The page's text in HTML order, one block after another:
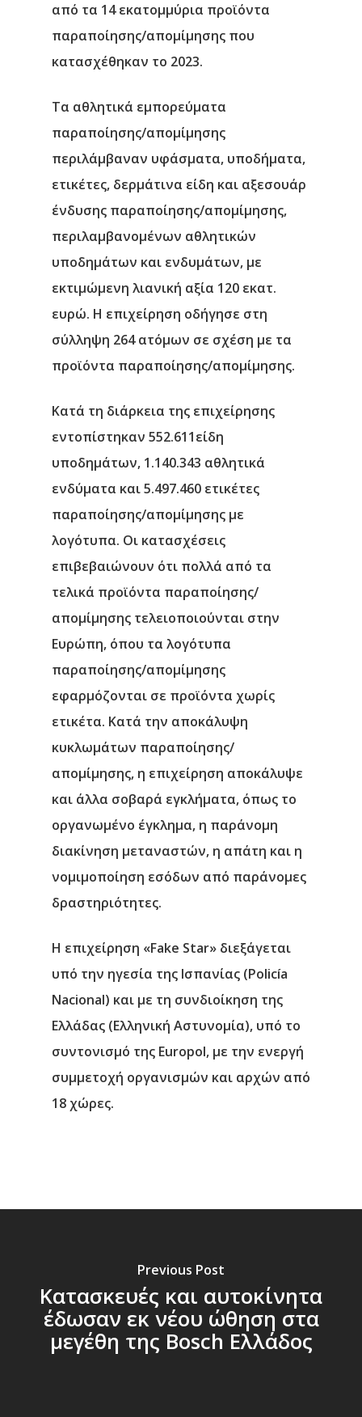
από τα 14 εκατομμύρια προϊόντα
παραποίησης/απομίμησης που
κατασχέθηκαν το 2023.
Τα αθλητικά εμπορεύματα
παραποίησης/απομίμησης
περιλάμβαναν υφάσματα, υποδήματα,
ετικέτες, δερμάτινα είδη και αξεσουάρ
ένδυσης παραποίησης/απομίμησης,
περιλαμβανομένων αθλητικών
υποδημάτων και ενδυμάτων, με
εκτιμώμενη λιανική αξία 120 εκατ.
ευρώ. Η επιχείρηση οδήγησε στη
σύλληψη 264 ατόμων σε σχέση με τα
προϊόντα παραποίησης/απομίμησης.
Κατά τη διάρκεια της επιχείρησης
εντοπίστηκαν 552.611είδη
υποδημάτων, 1.140.343 αθλητικά
ενδύματα και 5.497.460 ετικέτες
παραποίησης/απομίμησης με
λογότυπα. Οι κατασχέσεις
επιβεβαιώνουν ότι πολλά από τα
τελικά προϊόντα παραποίησης/
απομίμησης τελειοποιούνται στην
Ευρώπη, όπου τα λογότυπα
παραποίησης/απομίμησης
εφαρμόζονται σε προϊόντα χωρίς
ετικέτα. Κατά την αποκάλυψη
κυκλωμάτων παραποίησης/
απομίμησης, η επιχείρηση αποκάλυψε
και άλλα σοβαρά εγκλήματα, όπως το
οργανωμένο έγκλημα, η παράνομη
διακίνηση μεταναστών, η απάτη και η
νομιμοποίηση εσόδων από παράνομες
δραστηριότητες.
Η επιχείρηση «Fake Star» διεξάγεται
υπό την ηγεσία της Ισπανίας (Policía
Nacional) και με τη συνδιοίκηση της
Ελλάδας (Ελληνική Αστυνομία), υπό το
συντονισμό της Europol, με την ενεργή
συμμετοχή οργανισμών και αρχών από
18 χώρες.
Previous Post
Κατασκευές και αυτοκίνητα
έδωσαν εκ νέου ώθηση στα
μεγέθη της Bosch Ελλάδος